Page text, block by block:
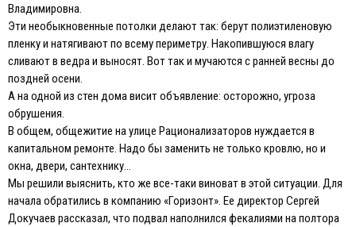
Владимировна.
Эти необыкновенные потолки делают так: берут полиэтиленовую
пленку и натягивают по всему периметру. Накопившуюся влагу
сливают в ведра и выносят. Вот так и мучаются с ранней весны до
поздней осени.
А на одной из стен дома висит объявление: осторожно, угроза
обрушения.
В общем, общежитие на улице Рационализаторов нуждается в
капитальном ремонте. Надо бы заменить не только кровлю, но и
окна, двери, сантехнику…
Мы решили выяснить, кто же все-таки виноват в этой ситуации. Для
начала обратились в компанию «Горизонт». Ее директор Сергей
Докучаев рассказал, что подвал наполнился фекалиями на полтора